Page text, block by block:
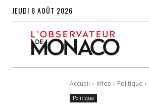
JEUDI 6 AOÛT 2026
Accueil Infos Politique
Politique